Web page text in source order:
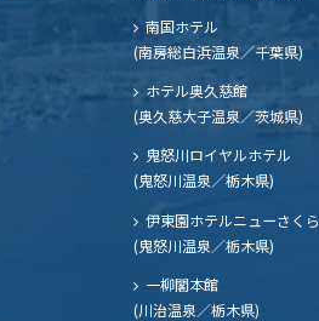
南国ホテル
(南房総白浜温泉／千葉県)
ホテル奥久慈館
(奥久慈大子温泉／茨城県)
鬼怒川ロイヤルホテル
(鬼怒川温泉／栃木県)
伊東園ホテルニューさくら
(鬼怒川温泉／栃木県)
一柳閣本館
(川治温泉／栃木県)